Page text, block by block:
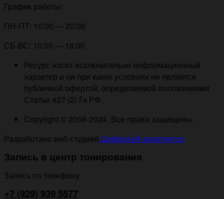
График работы:
ПН-ПТ: 10:00 — 20:00
СБ-ВС: 10:00 — 18:00
Ресурс носит исключительно информационный
характер и ни при каких условиях не является
публичной офертой, определяемой положениями
Статьи 437 (2) Гк РФ.
Copyright © 2008-2024. Все права защищены.
Разработано веб-студией Цифровой архитектор
Запись в центр тонирования
Запись по телефону:
+7 (929) 939 5577